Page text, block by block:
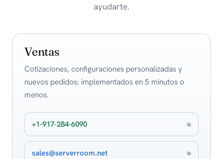
ayudarte.
Ventas
Cotizaciones, configuraciones personalizadas y
nuevos pedidos: implementados en 5 minutos o
menos.
+1-917-284-6090 ⧉
sales@serverroom.net ⧉